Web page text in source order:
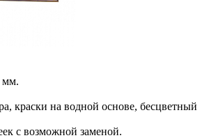
мм.
краски на водной основе, бесцветный
с возможной заменой.